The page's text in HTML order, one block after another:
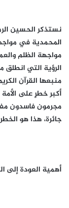
نستذكر الحسين
المحمدية في
مواجهة الظلم
الرؤية التي انطلق
منبعها القرآن
أكبر خطرٍ على
مجرمون فاسدون
جائرة، هذا هو
أهمية العودة إلى